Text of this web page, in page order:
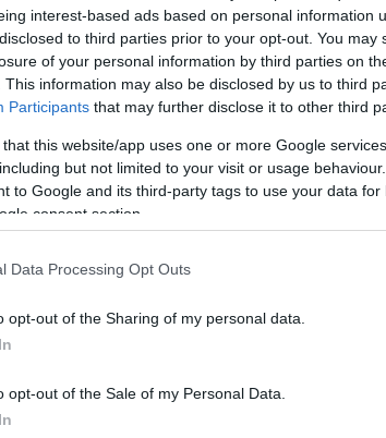
interest-based ads based on personal information
to third parties prior to your opt-out. You may
of your personal information by third parties on
This information may also be disclosed by us to third
Participants that may further disclose it to other third
that this website/app uses one or more Google
but not limited to your visit or usage
to Google and its third-party tags to use your data
consent section.
Data Processing Opt Outs
opt-out of the Sharing of my personal data.
opt-out of the Sale of my Personal Data.
l’hotel Villa Flori, una storica